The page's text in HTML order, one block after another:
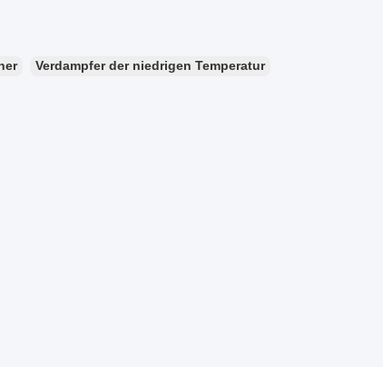
Verdampfer der niedrigen Temperatur